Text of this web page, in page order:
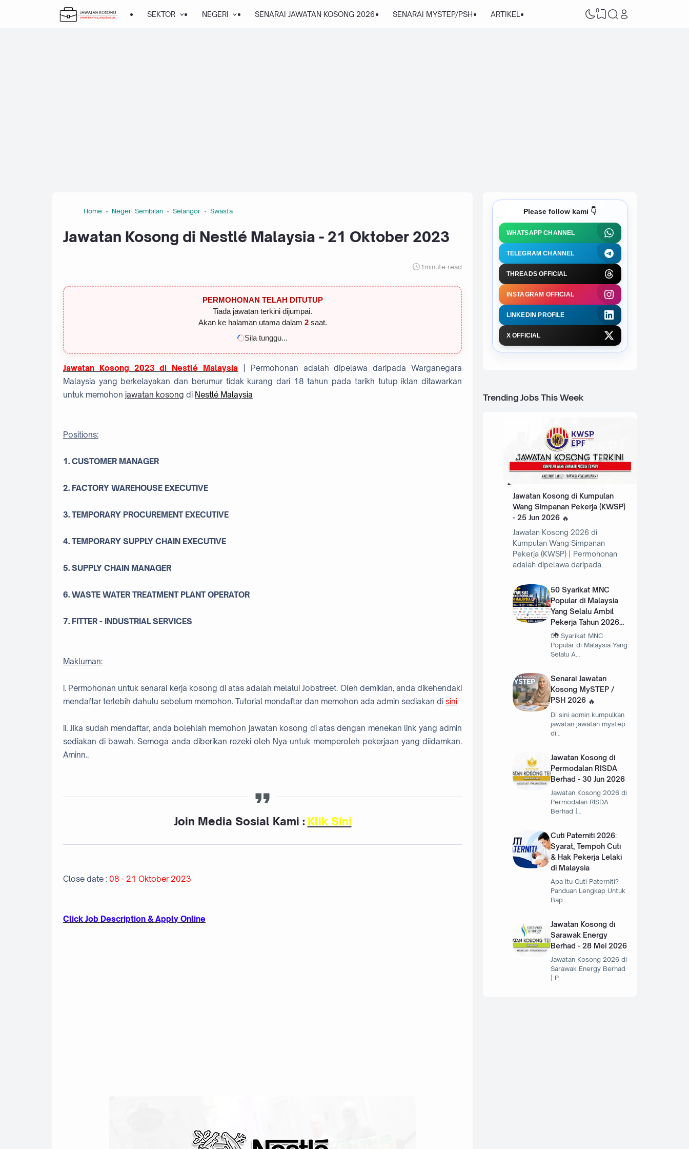
SEKTOR NEGERI SENARAI JAWATAN KOSONG 2026 SENARAI MYSTEP/PSH ARTIKEL 0
Home Negeri Sembilan Selangor Swasta
Jawatan Kosong di Nestlé Malaysia - 21 Oktober 2023
1minute read
PERMOHONAN TELAH DITUTUP
Tiada jawatan terkini dijumpai.
Akan ke halaman utama dalam 1saat.
Sila tunggu...
Jawatan Kosong 2023 di Nestlé Malaysia | Permohonan adalah dipelawa daripada Warganegara
Malaysia yang berkelayakan dan berumur tidak kurang dari 18 tahun pada tarikh tutup iklan ditawarkan
untuk memohon jawatan kosong di Nestlé Malaysia
Positions:
1. CUSTOMER MANAGER
2. FACTORY WAREHOUSE EXECUTIVE
3. TEMPORARY PROCUREMENT EXECUTIVE
4. TEMPORARY SUPPLY CHAIN EXECUTIVE
5. SUPPLY CHAIN MANAGER
6. WASTE WATER TREATMENT PLANT OPERATOR
7. FITTER - INDUSTRIAL SERVICES
Makluman:
i. Permohonan untuk senarai kerja kosong di atas adalah melalui Jobstreet. Oleh demikian, anda dikehendaki
mendaftar terlebih dahulu sebelum memohon. Tutorial mendaftar dan memohon ada admin sediakan di sini
ii. Jika sudah mendaftar, anda bolehlah memohon jawatan kosong di atas dengan menekan link yang admin
sediakan di bawah. Semoga anda diberikan rezeki oleh Nya untuk memperoleh pekerjaan yang diidamkan.
Aminn..
Join Media Sosial Kami : Klik Sini
Close date : 08 - 21 Oktober 2023
Click Job Description & Apply Online
Please follow kami 👇
WHATSAPP CHANNEL
TELEGRAM CHANNEL
THREADS OFFICIAL
INSTAGRAM OFFICIAL
LINKEDIN PROFILE
X OFFICIAL
Trending Jobs This Week
Jawatan Kosong di Kumpulan
Wang Simpanan Pekerja (KWSP)
- 25 Jun 2026
Jawatan Kosong 2026 di
Kumpulan Wang Simpanan
Pekerja (KWSP) | Permohonan
adalah dipelawa daripada…
50 Syarikat MNC
Popular di Malaysia
Yang Selalu Ambil
Pekerja Tahun 2026
50 Syarikat MNC
Popular di Malaysia Yang
Selalu A…
Senarai Jawatan
Kosong MySTEP /
PSH 2026
Di sini admin kumpulkan
jawatan-jawatan mystep
di…
Jawatan Kosong di
Permodalan RISDA
Berhad - 30 Jun 2026
Jawatan Kosong 2026 di
Permodalan RISDA
Cuti Paterniti 2026:
Syarat, Tempoh Cuti
& Hak Pekerja Lelaki
di Malaysia
Apa Itu Cuti Paterniti?
Panduan Lengkap Untuk
Bap…
Jawatan Kosong di
Sarawak Energy
Berhad - 28 Mei 2026
Jawatan Kosong 2026 di
Sarawak Energy Berhad
| P…